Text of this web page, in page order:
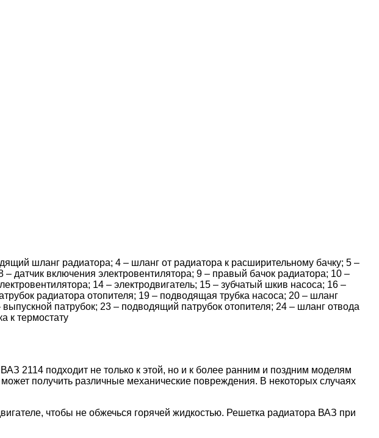
шланг радиатора; 4 – шланг от радиатора к расширительному бачку; 5 –
включения электровентилятора; 9 – правый бачок радиатора; 10 –
14 – электродвигатель; 15 – зубчатый шкив насоса; 16 –
радиатора отопителя; 19 – подводящая трубка насоса; 20 – шланг
патрубок; 23 – подводящий патрубок отопителя; 24 – шланг отвода
к термостату
2114 подходит не только к этой, но и к более ранним и поздним моделям
получить различные механические повреждения. В некоторых случаях
чтобы не обжечься горячей жидкостью. Решетка радиатора ВАЗ при